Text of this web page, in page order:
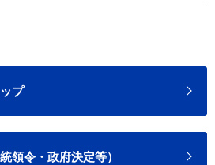
プ
領令・政府決定等）